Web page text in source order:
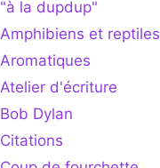
"à la dupdup"
Amphibiens et reptiles
Aromatiques
Atelier d'écriture
Bob Dylan
Citations